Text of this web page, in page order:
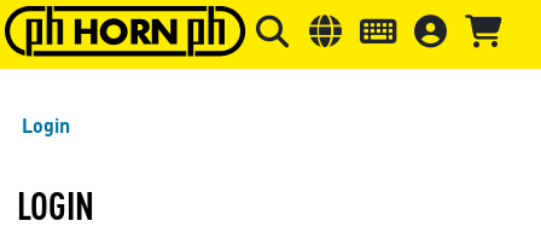
Springe zu Hauptinhalt Springe zum Header Springe
Login
LOGIN